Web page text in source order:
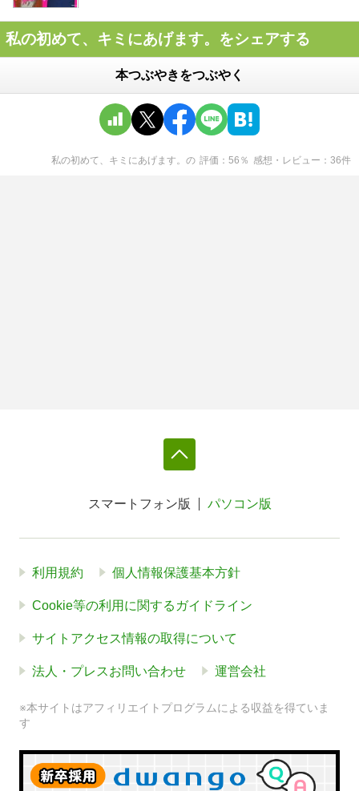
私の初めて、キミにあげます。をシェアする
本つぶやきをつぶやく
私の初めて、キミにあげます。 の 評価 56 ％ 感想・レビュー 36件
スマートフォン版 パソコン版
利用規約 個人情報保護基本方針
Cookie等の利用に関するガイドライン
サイトアクセス情報の取得について
法人・プレスお問い合わせ 運営会社
※本サイトはアフィリエイトプログラムによる収益を得ていま
す